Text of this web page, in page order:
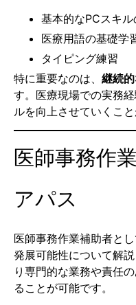
基本的なPCスキ
医療用語の基礎学
タイピング練習
特に重要なのは、 継続
す。医療現場での実務
ルを向上させていくこと
医師事務作
アパス
医師事務作業補助者と
発展可能性について解
り専門的な業務や責任
ることが可能です。